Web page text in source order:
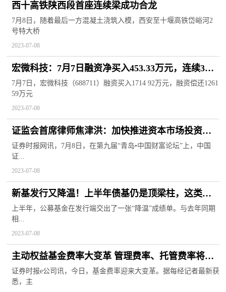
西十高铁陕西段首座连续梁成功合龙
7月8日，随着最后一方混凝土浇筑入模，西安至十堰高铁岱峪河2
号特大桥
2023-07-08
宏微科技：7月7日融资净买入453.33万元，连续3日
累计净买入1133.6万元
7月7日，宏微科技（688711）融资买入1714 92万元，融资偿还1261
59万元
2023-07-08
证监会首席律师焦津洪：加快推进资本市场投资端
的改革十分紧迫
证券时报网讯，7月8日，在第九届“青岛•中国财富论坛”上，中国
证...
2023-07-08
新基发行又降温！上半年债基仍是顶梁柱，这类基
金分化明显
上半年，公募基金在发行端交出了一张“降温”成绩单。与去年同期
相...
2023-07-08
主动权益基金费率大变革 管理费率、托管费率将降
至不超过1.2%、0.2%
证券时报e公司讯，今日，基金费率迎来大变革。据每经记者最新获
悉，主